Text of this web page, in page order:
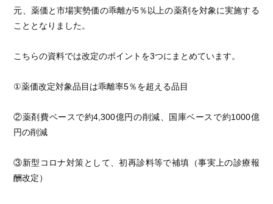
元、薬価と市場実勢価の乖離が5％以上の薬剤を対象に実施する
こととなりました。
こちらの資料では改定のポイントを3つにまとめています。
①薬価改定対象品目は乖離率5％を超える品目
②薬剤費ベースで約4,300億円の削減、国庫ベースで約1000億
円の削減
③新型コロナ対策として、初再診料等で補填（事実上の診療報
酬改定）